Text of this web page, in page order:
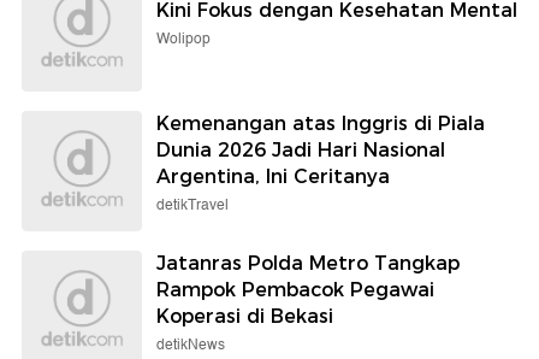
Kini Fokus dengan Kesehatan Mental
Wolipop
Kemenangan atas Inggris di Piala
Dunia 2026 Jadi Hari Nasional
Argentina, Ini Ceritanya
detikTravel
Jatanras Polda Metro Tangkap
Rampok Pembacok Pegawai
Koperasi di Bekasi
detikNews